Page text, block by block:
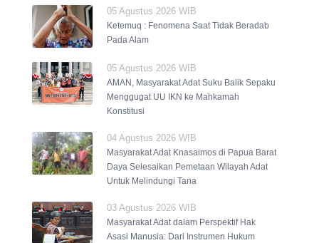
05 Agustus 2026 WIB
Ketemuq : Fenomena Saat Tidak Beradab
Pada Alam
05 Agustus 2026 WIB
AMAN, Masyarakat Adat Suku Balik Sepaku
Menggugat UU IKN ke Mahkamah
Konstitusi
04 Agustus 2026 WIB
Masyarakat Adat Knasaimos di Papua Barat
Daya Selesaikan Pemetaan Wilayah Adat
Untuk Melindungi Tana
03 Agustus 2026 WIB
Masyarakat Adat dalam Perspektif Hak
Asasi Manusia: Dari Instrumen Hukum